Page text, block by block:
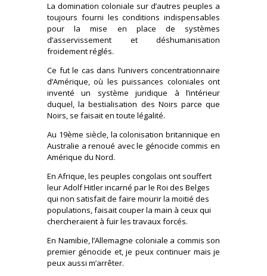
La domination coloniale sur d’autres peuples a
toujours fourni les conditions indispensables
pour la mise en place de systèmes
d’asservissement et déshumanisation
froidement réglés.
Ce fut le cas dans l’univers concentrationnaire
d’Amérique, où les puissances coloniales ont
inventé un système juridique à l’intérieur
duquel, la bestialisation des Noirs parce que
Noirs, se faisait en toute légalité.
Au 19ème siècle, la colonisation britannique en
Australie a renoué avec le génocide commis en
Amérique du Nord.
En Afrique, les peuples congolais ont souffert
leur Adolf Hitler incarné par le Roi des Belges
qui non satisfait de faire mourir la moitié des
populations, faisait couper la main à ceux qui
chercheraient à fuir les travaux forcés.
En Namibie, l’Allemagne coloniale a commis son
premier génocide et, je peux continuer mais je
peux aussi m’arrêter.